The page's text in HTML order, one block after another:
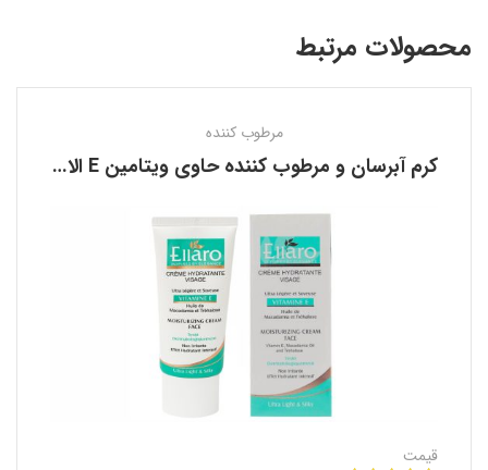
محصولات مرتبط
مرطوب کننده
کرم آبرسان و مرطوب کننده حاوی ویتامین E الارو ELLARO
قیمت